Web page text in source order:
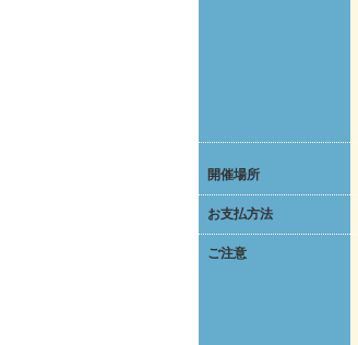
開催場所
お支払方法
ご注意